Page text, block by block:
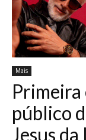
Mais
Primeira
público
Jesus